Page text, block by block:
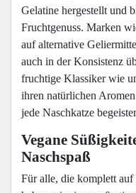
Gelatine hergestellt und
Fruchtgenuss. Marken
auf alternative
auch in der Konsistenz
fruchtige Klassiker wie
ihren natürlichen
jede Naschkatze
Vegane
Naschspaß
Für alle, die komplett